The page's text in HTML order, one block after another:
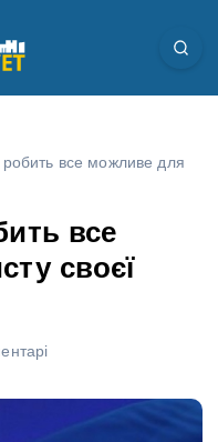
робить все можливе для
все
своєї